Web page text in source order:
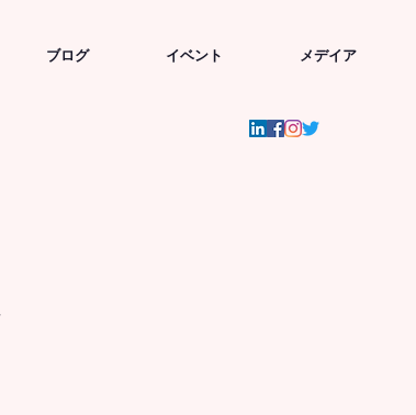
ブログ イベント メデイア